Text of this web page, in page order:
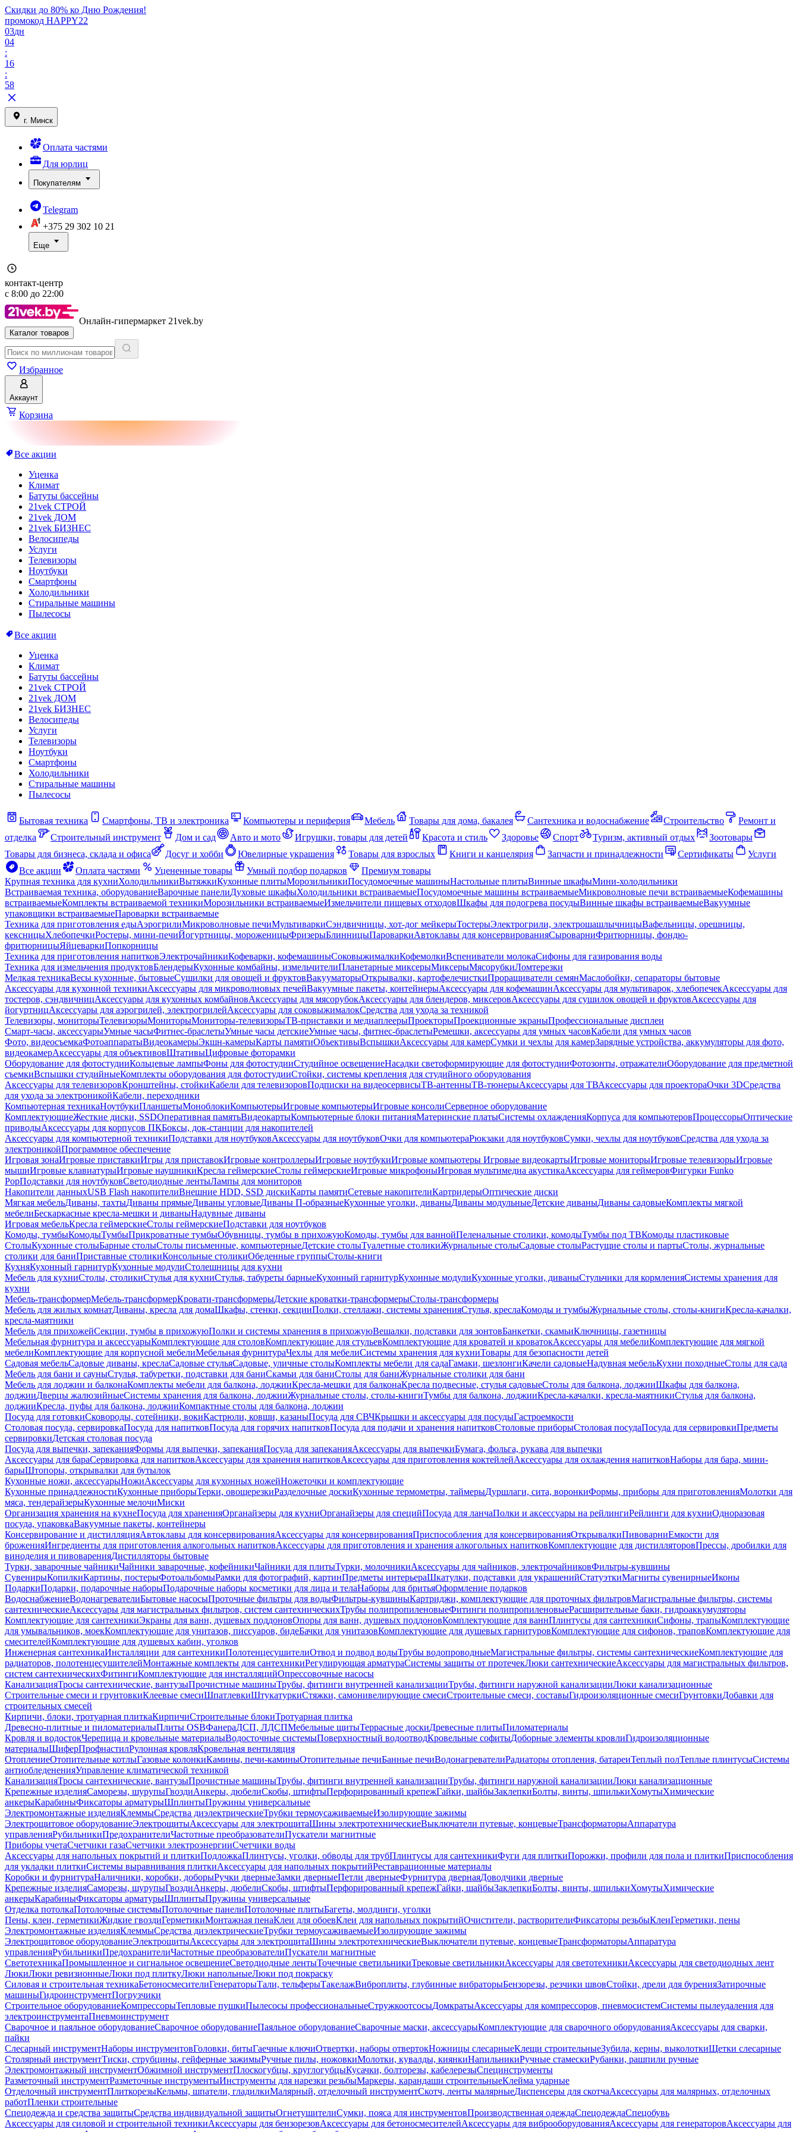
Скидки до 80% ко Дню Рождения!
промокод HAPPY22
03дн
04
:
16
:
58
г. Минск
Оплата частями
Для юрлиц
Покупателям
Telegram
+375 29 302 10 21
Еще
контакт-центр
с 8:00 до 22:00
Онлайн-гипермаркет 21vek.by
Каталог товаров
Избранное
Аккаунт
Корзина
Все акции
Уценка
Климат
Батуты бассейны
21vek СТРОЙ
21vek ДОМ
21vek БИЗНЕС
Велосипеды
Услуги
Телевизоры
Ноутбуки
Смартфоны
Холодильники
Стиральные машины
Пылесосы
Все акции
Уценка
Климат
Батуты бассейны
21vek СТРОЙ
21vek ДОМ
21vek БИЗНЕС
Велосипеды
Услуги
Телевизоры
Ноутбуки
Смартфоны
Холодильники
Стиральные машины
Пылесосы
Бытовая техника Смартфоны, ТВ и электроника Компьютеры и периферия Мебель Товары для дома, бакалея Сантехника и водоснабжение Строительство
Ремонт и
отделка
Строительный инструмент Дом и сад Авто и мото Игрушки, товары для детей Красота и стиль Здоровье Спорт Туризм, активный отдых
Зоотовары
Товары для бизнеса, склада и офиса
Досуг и хобби Ювелирные украшения Товары для взрослых Книги и канцелярия Запчасти и принадлежности Сертификаты
Услуги
Все акции
Оплата частями Уцененные товары Умный подбор подарков
Премиум товары
Крупная техника для кухниХолодильникиВытяжкиКухонные плитыМорозильникиПосудомоечные машиныНастольные плитыВинные шкафыМини-холодильники
Встраиваемая техника, оборудованиеВарочные панелиДуховые шкафыХолодильники встраиваемыеПосудомоечные машины встраиваемыеМикроволновые печи встраиваемыеКофемашины
встраиваемыеКомплекты встраиваемой техникиМорозильники встраиваемыеИзмельчители пищевых отходовШкафы для подогрева посудыВинные шкафы встраиваемыеВакуумные
упаковщики встраиваемыеПароварки встраиваемые
Техника для приготовления едыАэрогрилиМикроволновые печиМультиваркиСэндвичницы, хот-дог мейкерыТостерыЭлектрогрили, электрошашлычницыВафельницы, орешницы,
кексницыХлебопечкиРостеры, мини-печиЙогуртницы, мороженицыФризерыБлинницыПароваркиАвтоклавы для консервированияСыроварниФритюрницы, фондю-
фритюрницыЯйцеваркиПопкорницы
Техника для приготовления напитковЭлектрочайникиКофеварки, кофемашиныСоковыжималкиКофемолкиВспениватели молокаСифоны для газирования воды
Техника для измельчения продуктовБлендерыКухонные комбайны, измельчителиПланетарные миксерыМиксерыМясорубкиЛомтерезки
Мелкая техникаВесы кухонные, бытовыеСушилки для овощей и фруктовВакууматорыОткрывалки, картофелечисткиПроращиватели семянМаслобойки, сепараторы бытовые
Аксессуары для кухонной техникиАксессуары для микроволновых печейВакуумные пакеты, контейнерыАксессуары для кофемашинАксессуары для мультиварок, хлебопечекАксессуары для
тостеров, сэндвичницАксессуары для кухонных комбайновАксессуары для мясорубокАксессуары для блендеров, миксеровАксессуары для сушилок овощей и фруктовАксессуары для
йогуртницАксессуары для аэрогрилей, электрогрилейАксессуары для соковыжималокСредства для ухода за техникой
Телевизоры, мониторыТелевизорыМониторыМониторы-телевизорыТВ-приставки и медиаплеерыПроекторыПроекционные экраныПрофессиональные дисплеи
Смарт-часы, аксессуарыУмные часыФитнес-браслетыУмные часы детскиеУмные часы, фитнес-браслетыРемешки, аксессуары для умных часовКабели для умных часов
Фото, видеосъемкаФотоаппаратыВидеокамерыЭкшн-камерыКарты памятиОбъективыВспышкиАксессуары для камерСумки и чехлы для камерЗарядные устройства, аккумуляторы для фото,
видеокамерАксессуары для объективовШтативыЦифровые фоторамки
Оборудование для фотостудииКольцевые лампыФоны для фотостудииСтудийное освещениеНасадки светоформирующие для фотостудииФотозонты, отражателиОборудование для предметной
съемкиВспышки студийныеКомплекты оборудования для фотостудииСтойки, системы крепления для студийного оборудования
Аксессуары для телевизоровКронштейны, стойкиКабели для телевизоровПодписки на видеосервисыТВ-антенныТВ-тюнерыАксессуары для ТВАксессуары для проектораОчки 3DСредства
для ухода за электроникойКабели, переходники
Компьютерная техникаНоутбукиПланшетыМоноблокиКомпьютерыИгровые компьютерыИгровые консолиСерверное оборудование
КомплектующиеЖесткие диски, SSDОперативная памятьВидеокартыКомпьютерные блоки питанияМатеринские платыСистемы охлажденияКорпуса для компьютеровПроцессорыОптические
приводыАксессуары для корпусов ПКБоксы, док-станции для накопителей
Аксессуары для компьютерной техникиПодставки для ноутбуковАксессуары для ноутбуковОчки для компьютераРюкзаки для ноутбуковСумки, чехлы для ноутбуковСредства для ухода за
электроникойПрограммное обеспечение
Игровая зонаИгровые приставкиИгры для приставокИгровые контроллерыИгровые ноутбукиИгровые компьютеры Игровые видеокартыИгровые мониторыИгровые телевизорыИгровые
мышиИгровые клавиатурыИгровые наушникиКресла геймерскиеСтолы геймерскиеИгровые микрофоныИгровая мультимедиа акустикаАксессуары для геймеровФигурки Funko
PopПодставки для ноутбуковСветодиодные лентыЛампы для мониторов
Накопители данныхUSB Flash накопителиВнешние HDD, SSD дискиКарты памятиСетевые накопителиКартридерыОптические диски
Мягкая мебельДиваны, тахтыДиваны прямыеДиваны угловыеДиваны П-образныеКухонные уголки, диваныДиваны модульныеДетские диваныДиваны садовыеКомплекты мягкой
мебелиБескаркасные кресла-мешки и диваныНадувные диваны
Игровая мебельКресла геймерскиеСтолы геймерскиеПодставки для ноутбуков
Комоды, тумбыКомодыТумбыПрикроватные тумбыОбувницы, тумбы в прихожуюКомоды, тумбы для ваннойПеленальные столики, комодыТумбы под ТВКомоды пластиковые
СтолыКухонные столыБарные столыСтолы письменные, компьютерныеДетские столыТуалетные столикиЖурнальные столыСадовые столыРастущие столы и партыСтолы, журнальные
столики для баниПриставные столикиКонсольные столикиОбеденные группыСтолы-книги
КухняКухонный гарнитурКухонные модулиСтолешницы для кухни
Мебель для кухниСтолы, столикиСтулья для кухниСтулья, табуреты барныеКухонный гарнитурКухонные модулиКухонные уголки, диваныСтульчики для кормленияСистемы хранения для
кухни
Мебель-трансформерМебель-трансформерКровати-трансформерыДетские кроватки-трансформерыСтолы-трансформеры
Мебель для жилых комнатДиваны, кресла для домаШкафы, стенки, секцииПолки, стеллажи, системы храненияСтулья, креслаКомоды и тумбыЖурнальные столы, столы-книгиКресла-качалки,
кресла-маятники
Мебель для прихожейСекции, тумбы в прихожуюПолки и системы хранения в прихожуюВешалки, подставки для зонтовБанкетки, скамьиКлючницы, газетницы
Мебельная фурнитура и аксессуарыКомплектующие для столовКомплектующие для стульевКомплектующие для кроватей и кроватокАксессуары для мебелиКомплектующие для мягкой
мебелиКомплектующие для корпусной мебелиМебельная фурнитураЧехлы для мебелиСистемы хранения для кухниТовары для безопасности детей
Садовая мебельСадовые диваны, креслаСадовые стульяСадовые, уличные столыКомплекты мебели для садаГамаки, шезлонгиКачели садовыеНадувная мебельКухни походныеСтолы для сада
Мебель для бани и сауныСтулья, табуретки, подставки для баниСкамьи для баниСтолы для баниЖурнальные столики для бани
Мебель для лоджии и балконаКомплекты мебели для балкона, лоджииКресла-мешки для балконаКресла подвесные, стулья садовыеСтолы для балкона, лоджииШкафы для балкона,
лоджииДверцы жалюзийныеСистемы хранения для балкона, лоджииЖурнальные столы, столы-книгиТумбы для балкона, лоджииКресла-качалки, кресла-маятникиСтулья для балкона,
лоджииКресла, пуфы для балкона, лоджииКомпактные столы для балкона, лоджии
Посуда для готовкиСковороды, сотейники, вокиКастрюли, ковши, казаныПосуда для СВЧКрышки и аксессуары для посудыГастроемкости
Столовая посуда, сервировкаПосуда для напитковПосуда для горячих напитковПосуда для подачи и хранения напитковСтоловые приборыСтоловая посудаПосуда для сервировкиПредметы
сервировкиДетская столовая посуда
Посуда для выпечки, запеканияФормы для выпечки, запеканияПосуда для запеканияАксессуары для выпечкиБумага, фольга, рукава для выпечки
Аксессуары для бараСервировка для напитковАксессуары для хранения напитковАксессуары для приготовления коктейлейАксессуары для охлаждения напитковНаборы для бара, мини-
барыШтопоры, открывалки для бутылок
Кухонные ножи, аксессуарыНожиАксессуары для кухонных ножейНожеточки и комплектующие
Кухонные принадлежностиКухонные приборыТерки, овощерезкиРазделочные доскиКухонные термометры, таймерыДуршлаги, сита, воронкиФормы, приборы для приготовленияМолотки для
мяса, тендерайзерыКухонные мелочиМиски
Организация хранения на кухнеПосуда для храненияОрганайзеры для кухниОрганайзеры для специйПосуда для ланчаПолки и аксессуары на рейлингиРейлинги для кухниОдноразовая
посуда, упаковкаВакуумные пакеты, контейнеры
Консервирование и дистилляцияАвтоклавы для консервированияАксессуары для консервированияПриспособления для консервированияОткрывалкиПивоварниЕмкости для
броженияИнгредиенты для приготовления алкогольных напитковАксессуары для приготовления и хранения алкогольных напитковКомплектующие для дистилляторовПрессы, дробилки для
виноделия и пивоваренияДистилляторы бытовые
Турки, заварочные чайникиЧайники заварочные, кофейникиЧайники для плитыТурки, молочникиАксессуары для чайников, электрочайниковФильтры-кувшины
СувенирыКопилкиКартины, постерыФотоальбомыРамки для фотографий, картинПредметы интерьераШкатулки, подставки для украшенийСтатуэткиМагниты сувенирныеИконы
ПодаркиПодарки, подарочные наборыПодарочные наборы косметики для лица и телаНаборы для бритьяОформление подарков
ВодоснабжениеВодонагревателиБытовые насосыПроточные фильтры для водыФильтры-кувшиныКартриджи, комплектующие для проточных фильтровМагистральные фильтры, системы
сантехническиеАксессуары для магистральных фильтров, систем сантехническихТрубы полипропиленовыеФитинги полипропиленовыеРасширительные баки, гидроаккумуляторы
Комплектующие для сантехникиЭкраны для ванн, душевых поддоновОпоры для ванн, душевых поддоновКомплектующие для ваннПлинтусы для сантехникиСифоны, трапыКомплектующие
для умывальников, моекКомплектующие для унитазов, писсуаров, бидеБачки для унитазовКомплектующие для душевых гарнитуровКомплектующие для сифонов, траповКомплектующие для
смесителейКомплектующие для душевых кабин, уголков
Инженерная сантехникаИнсталляции для сантехникиПолотенцесушителиОтвод и подвод водыТрубы водопроводныеМагистральные фильтры, системы сантехническиеКомплектующие для
радиаторов, полотенцесушителейМонтажные комплекты для сантехникиРегулирующая арматураСистемы защиты от протечекЛюки сантехническиеАксессуары для магистральных фильтров,
систем сантехническихФитингиКомплектующие для инсталляцийОпрессовочные насосы
КанализацияТросы сантехнические, вантузыПрочистные машиныТрубы, фитинги внутренней канализацииТрубы, фитинги наружной канализацииЛюки канализационные
Строительные смеси и грунтовкиКлеевые смесиШпатлевкиШтукатуркиСтяжки, самонивелирующие смесиСтроительные смеси, составыГидроизоляционные смесиГрунтовкиДобавки для
строительных смесей
Кирпичи, блоки, тротуарная плиткаКирпичиСтроительные блокиТротуарная плитка
Древесно-плитные и пиломатериалыПлиты OSBФанераДСП, ЛДСПМебельные щитыТеррасные доскиДревесные плитыПиломатериалы
Кровля и водостокЧерепица и кровельные материалыВодосточные системыПоверхностный водоотводКровельные софитыДоборные элементы кровлиГидроизоляционные
материалыШиферПрофнастилРулонная кровляКровельная вентиляция
ОтоплениеОтопительные котлыГазовые колонкиКамины, печи-каминыОтопительные печиБанные печиВодонагревателиРадиаторы отопления, батареиТеплый полТеплые плинтусыСистемы
антиобледененияУправление климатической техникой
КанализацияТросы сантехнические, вантузыПрочистные машиныТрубы, фитинги внутренней канализацииТрубы, фитинги наружной канализацииЛюки канализационные
Крепежные изделияСаморезы, шурупыГвоздиАнкеры, дюбелиСкобы, штифтыПерфорированный крепежГайки, шайбыЗаклепкиБолты, винты, шпилькиХомутыХимические
анкерыКарабиныФиксаторы арматурыШплинтыПружины универсальные
Электромонтажные изделияКлеммыСредства диэлектрическиеТрубки термоусаживаемыеИзолирующие зажимы
Электрощитовое оборудованиеЭлектрощитыАксессуары для электрощитаШины электротехническиеВыключатели путевые, концевыеТрансформаторыАппаратура
управленияРубильникиПредохранителиЧастотные преобразователиПускатели магнитные
Приборы учетаСчетчики газаСчетчики электроэнергииСчетчики воды
Аксессуары для напольных покрытий и плиткиПодложкаПлинтусы, уголки, обводы для трубПлинтусы для сантехникиФуги для плиткиПорожки, профили для пола и плиткиПриспособления
для укладки плиткиСистемы выравнивания плиткиАксессуары для напольных покрытийРеставрационные материалы
Коробки и фурнитураНаличники, коробки, доборыРучки дверныеЗамки дверныеПетли дверныеФурнитура двернаяДоводчики дверные
Крепежные изделияСаморезы, шурупыГвоздиАнкеры, дюбелиСкобы, штифтыПерфорированный крепежГайки, шайбыЗаклепкиБолты, винты, шпилькиХомутыХимические
анкерыКарабиныФиксаторы арматурыШплинтыПружины универсальные
Отделка потолкаПотолочные системыПотолочные панелиПотолочные плитыБагеты, молдинги, уголки
Пены, клеи, герметикиЖидкие гвоздиГерметикиМонтажная пенаКлеи для обоевКлеи для напольных покрытийОчистители, растворителиФиксаторы резьбыКлеиГерметики, пены
Электромонтажные изделияКлеммыСредства диэлектрическиеТрубки термоусаживаемыеИзолирующие зажимы
Электрощитовое оборудованиеЭлектрощитыАксессуары для электрощитаШины электротехническиеВыключатели путевые, концевыеТрансформаторыАппаратура
управленияРубильникиПредохранителиЧастотные преобразователиПускатели магнитные
СветотехникаПромышленное и сигнальное освещениеСветодиодные лентыТочечные светильникиТрековые светильникиАксессуары для светотехникиАксессуары для светодиодных лент
ЛюкиЛюки ревизионныеЛюки под плиткуЛюки напольныеЛюки под покраску
Силовая и строительная техникаБетоносмесителиГенераторыТали, тельферыТакелажВиброплиты, глубинные вибраторыБензорезы, резчики швовСтойки, дрели для буренияЗатирочные
машиныГидроинструментПогрузчики
Строительное оборудованиеКомпрессорыТепловые пушкиПылесосы профессиональныеСтружкоотсосыДомкратыАксессуары для компрессоров, пневмосистемСистемы пылеудаления для
электроинструментаПневмоинструмент
Сварочное и паяльное оборудованиеСварочное оборудованиеПаяльное оборудованиеСварочные маски, аксессуарыКомплектующие для сварочного оборудованияАксессуары для сварки,
пайки
Слесарный инструментНаборы инструментовГоловки, битыГаечные ключиОтвертки, наборы отвертокНожницы слесарныеКлещи строительныеЗубила, керны, выколоткиЩетки слесарные
Столярный инструментТиски, струбцины, гейферные зажимыРучные пилы, ножовкиМолотки, кувалды, киянкиНапильникиРучные стамескиРубанки, рашпили ручные
Электромонтажный инструментОбжимной инструментПлоскогубцы, круглогубцыКусачки, болторезы, кабелерезыСпецинструменты
Разметочный инструментРазметочные инструментыИнструменты для нарезки резьбыМаркеры, карандаши строительныеКлейма ударные
Отделочный инструментПлиткорезыКельмы, шпатели, гладилкиМалярный, отделочный инструментСкотч, ленты малярныеДиспенсеры для скотчаАксессуары для малярных, отделочных
работПленки строительные
Спецодежда и средства защитыСредства индивидуальной защитыОгнетушителиСумки, пояса для инструментовПроизводственная одеждаСпецодеждаСпецобувь
Аксессуары для силовой и строительной техникиАксессуары для бензорезовАксессуары для бетоносмесителейАксессуары для виброоборудованияАксессуары для генераторовАксессуары для